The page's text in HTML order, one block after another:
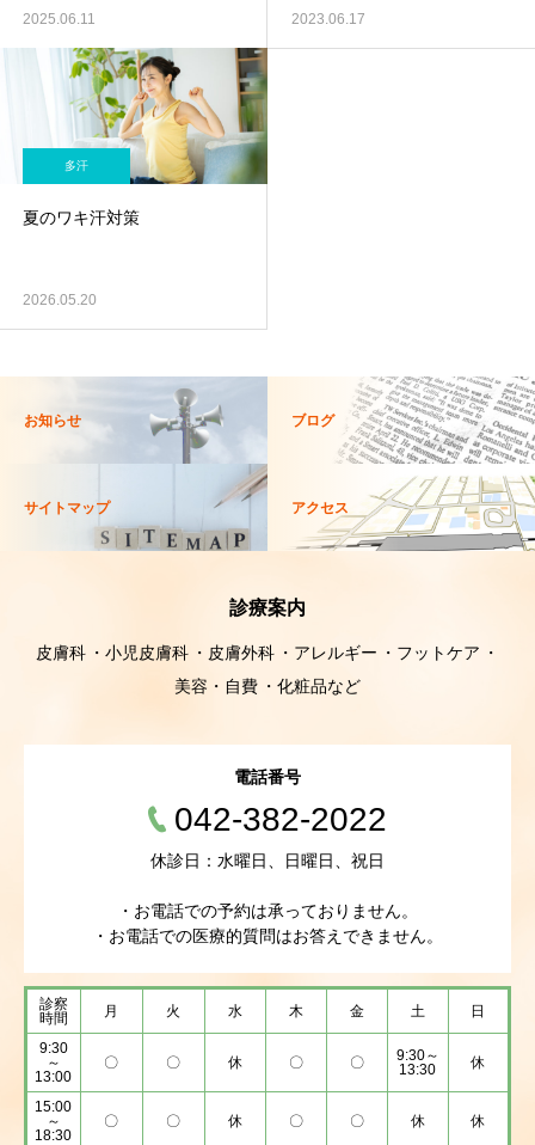
2025.06.11 2023.06.17
多汗
夏のワキ汗対策
2026.05.20
お知らせ ブログ
サイトマップ アクセス
診療案内
皮膚科 小児皮膚科 皮膚外科 アレルギー
フットケア
美容・自費
化粧品など
電話番号
042-382-2022
休診日：水曜日、日曜日、祝日
・お電話での予約は承っておりません。
・お電話での医療的質問はお答えできません。
診察
時間
月 火 水 木 金 土 日
9:30
～
13:00
〇 〇 休 〇 〇
9:30～
13:30
休
15:00
～
18:30
〇 〇 休 〇 〇 休 休